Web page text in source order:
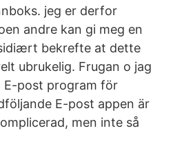
jeg er derfor
andre kan gi meg en
bekrefte at dette
ubrukelig. Frugan o jag
E-post program för
E-post appen är
men inte så